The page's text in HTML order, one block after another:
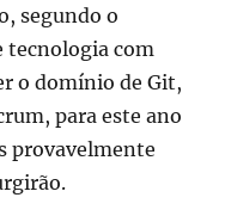
segundo o
tecnologia com
o domínio de Git,
para este ano
provavelmente